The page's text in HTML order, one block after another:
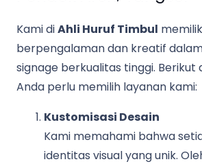
Kami diAhli Huruf Timbul
berpengalaman dan kreatif
signage berkualitas tinggi. Berikut
Anda perlu memilih layanan kami:
Kustomisasi Desain
Kami memahami bahwa
identitas visual yang unik.